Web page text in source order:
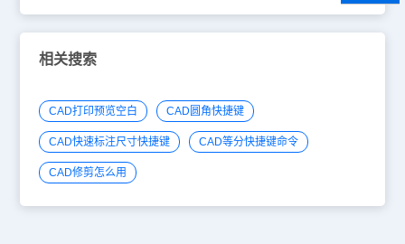
相关搜索
CAD打印预览空白 CAD圆角快捷键
CAD快速标注尺寸快捷键 CAD等分快捷键命令
CAD修剪怎么用